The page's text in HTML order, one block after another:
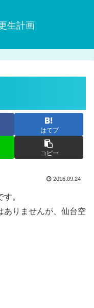
生計画
はてブ
コピー
2016.09.24
。
ありませんが、仙台空